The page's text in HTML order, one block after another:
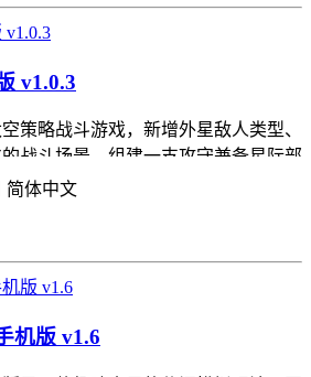
v1.0.3
策略战斗游戏，新增外星敌人类型、
战斗场景，组建一支攻守兼备星际部
的最后防线，成为了拯救整个银河系
介 在《
简体中文
机版 v1.6